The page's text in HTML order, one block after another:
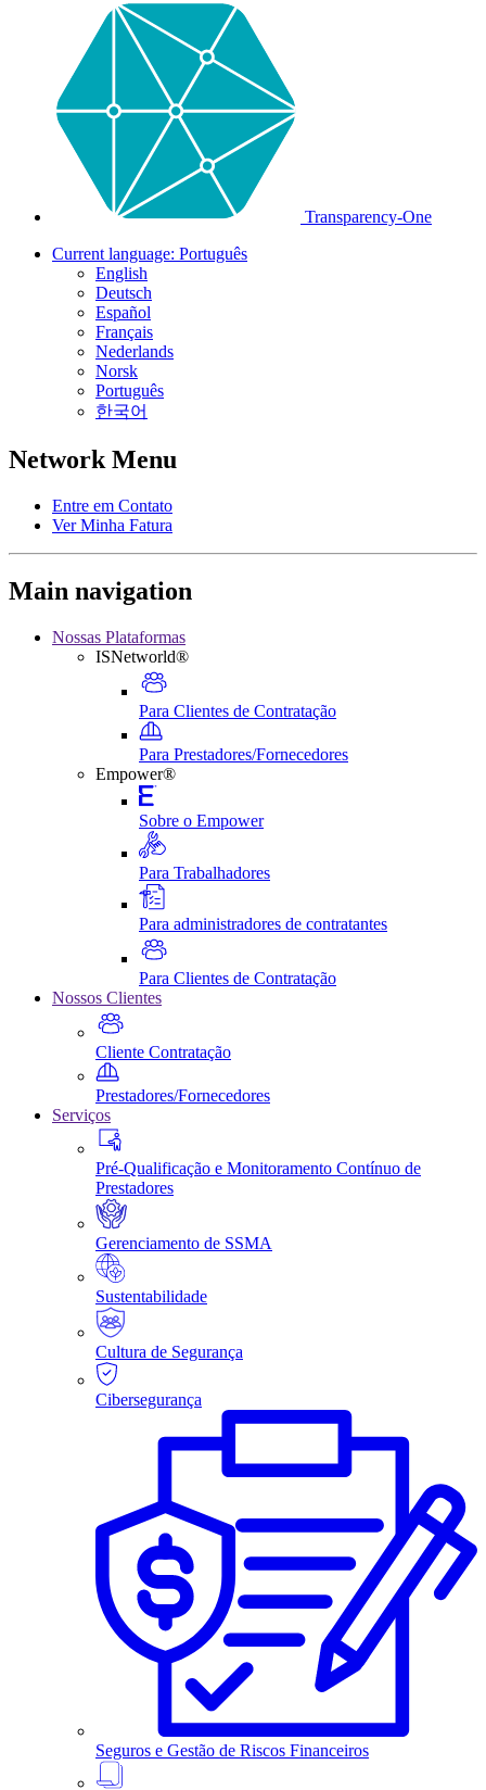
Transparency-One
Current language: Português
English
Deutsch
Español
Français
Nederlands
Norsk
Português
한국어
Network Menu
Entre em Contato
Ver Minha Fatura
Main navigation
Nossas Plataformas
ISNetworld®
Para Clientes de Contratação
Para Prestadores/Fornecedores
Empower®
Sobre o Empower
Para Trabalhadores
Para administradores de contratantes
Para Clientes de Contratação
Nossos Clientes
Cliente Contratação
Prestadores/Fornecedores
Serviços
Pré-Qualificação e Monitoramento Contínuo de
Prestadores
Gerenciamento de SSMA
Sustentabilidade
Cultura de Segurança
Cibersegurança
Seguros e Gestão de Riscos Financeiros